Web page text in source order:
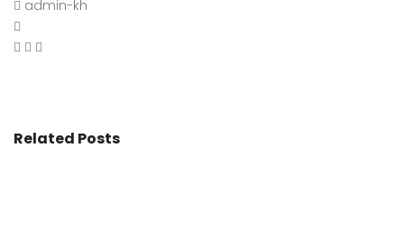
admin-kh
Related Posts